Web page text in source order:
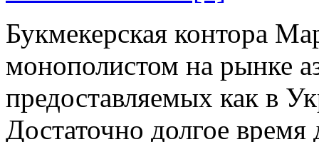
Букмекерская контора
монополистом на рынке
предоставляемых как в
Достаточно долгое время